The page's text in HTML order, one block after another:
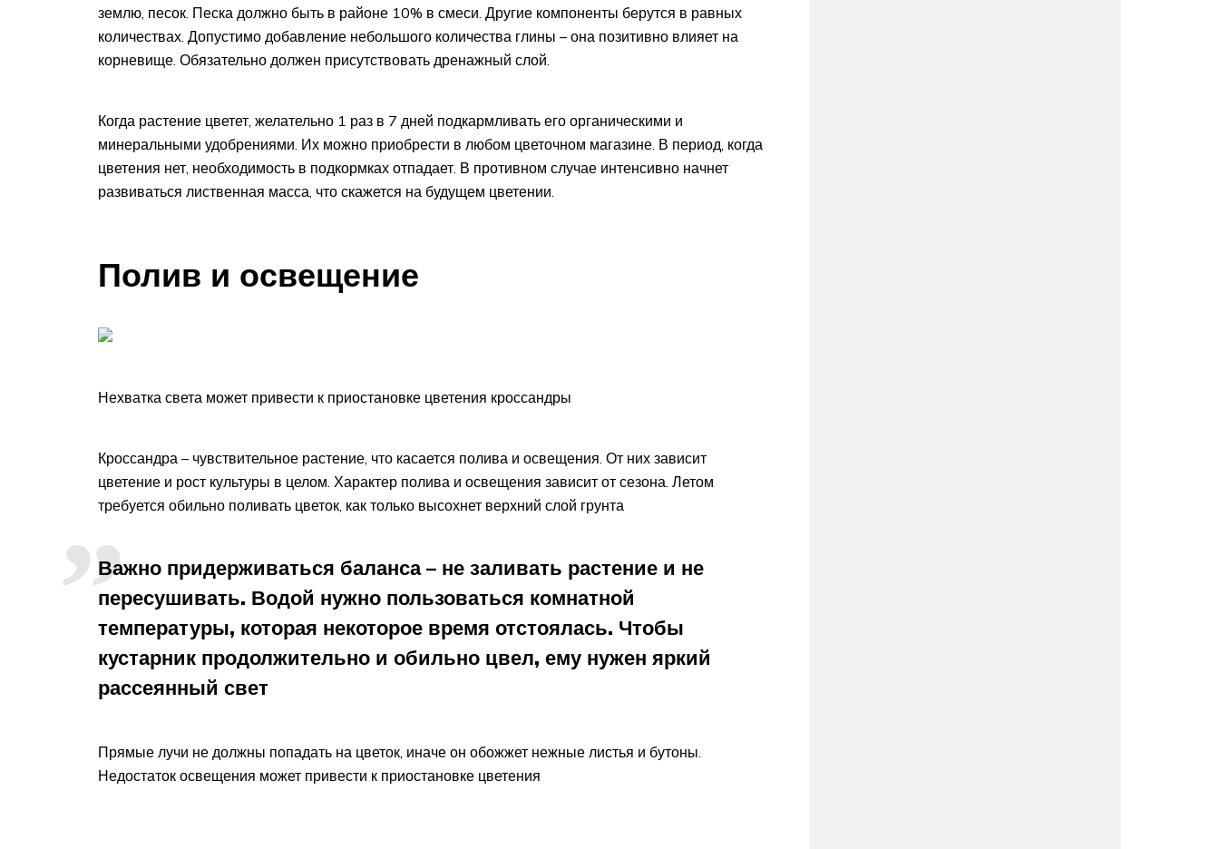
землю, песок. Песка должно быть в районе 10% в смеси. Другие компоненты берутся в равных
количествах. Допустимо добавление небольшого количества глины – она позитивно влияет на
корневище. Обязательно должен присутствовать дренажный слой.
Когда растение цветет, желательно 1 раз в 7 дней подкармливать его органическими и
минеральными удобрениями. Их можно приобрести в любом цветочном магазине. В период, когда
цветения нет, необходимость в подкормках отпадает. В противном случае интенсивно начнет
развиваться лиственная масса, что скажется на будущем цветении.
Полив и освещение
Нехватка света может привести к приостановке цветения кроссандры
Кроссандра – чувствительное растение, что касается полива и освещения. От них зависит
цветение и рост культуры в целом. Характер полива и освещения зависит от сезона. Летом
требуется обильно поливать цветок, как только высохнет верхний слой грунта
Важно придерживаться баланса – не заливать растение и не
пересушивать. Водой нужно пользоваться комнатной
температуры, которая некоторое время отстоялась. Чтобы
кустарник продолжительно и обильно цвел, ему нужен яркий
рассеянный свет
Прямые лучи не должны попадать на цветок, иначе он обожжет нежные листья и бутоны.
Недостаток освещения может привести к приостановке цветения